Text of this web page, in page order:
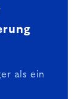
als ein